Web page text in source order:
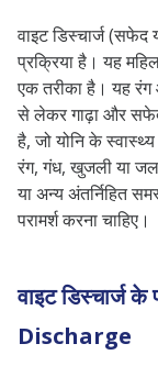
white
सफेद
क्या
के बीच
between
वाइट
of White
वाइट डिस्चार्ज
प्रक्रिया है। यह
एक तरीका है। यह रंग
से लेकर गाढ़ा और
है, जो योनि के
रंग, गंध, खुजली या
या अन्य अंतर्निहित
परामर्श करना चाहिए।
वाइट
Discharge